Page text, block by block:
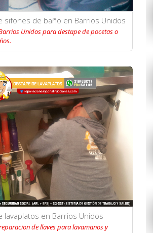
sifones de baño en Barrios Unidos
Unidos para destape de pocetas o
lavaplatos en Barrios Unidos
de llaves para lavamanos y